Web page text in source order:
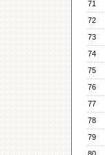
71
72
73
74
75
76
77
78
79